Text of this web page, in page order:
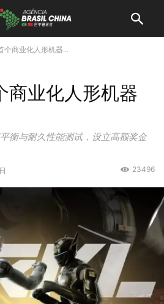
个商业化人形机器...
商业化人形机器
衡与耐久性能测试，设立高额奖金
23496